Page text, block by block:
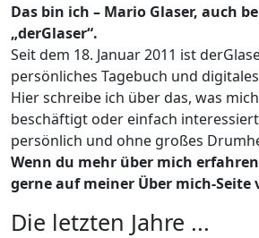
Das bin ich – Mario Glaser, auch
„derGlaser“.
Seit dem 18. Januar 2011 ist
persönliches Tagebuch und
Hier schreibe ich über das, was
beschäftigt oder einfach
persönlich und ohne großes
Wenn du mehr über mich
gerne auf meiner Über mich-Seite
Die letzten Jahre ...